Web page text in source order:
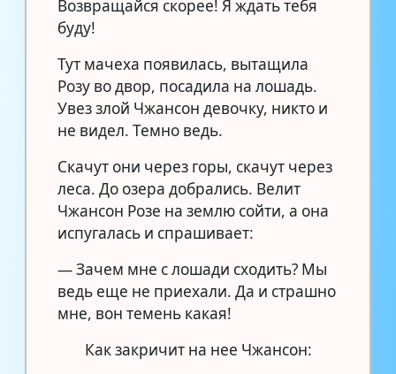
Возвращайся скорее! Я ждать тебя
буду!
Тут мачеха появилась, вытащила
Розу во двор, посадила на лошадь.
Увез злой Чжансон девочку, никто и
не видел. Темно ведь.
Скачут они через горы, скачут через
леса. До озера добрались. Велит
Чжансон Розе на землю сойти, а она
испугалась и спрашивает:
— Зачем мне с лошади сходить? Мы
ведь еще не приехали. Да и страшно
мне, вон темень какая!
Как закричит на нее Чжансон: